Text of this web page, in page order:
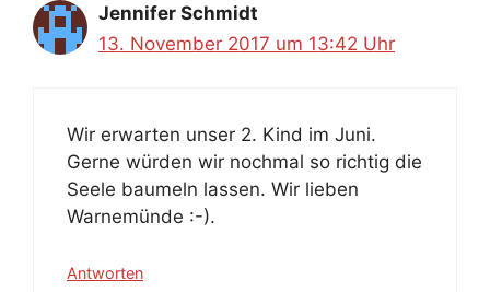
Jennifer Schmidt
13. November 2017 um 13:42 Uhr
Wir erwarten unser 2. Kind im Juni.
Gerne würden wir nochmal so richtig die
Seele baumeln lassen. Wir lieben
Warnemünde :-).
Antworten